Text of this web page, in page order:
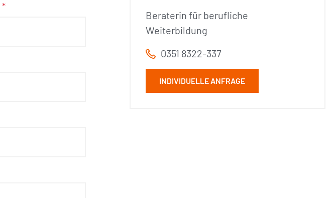
*
Beraterin für berufliche
Weiterbildung
0351 8322-337
INDIVIDUELLE ANFRAGE